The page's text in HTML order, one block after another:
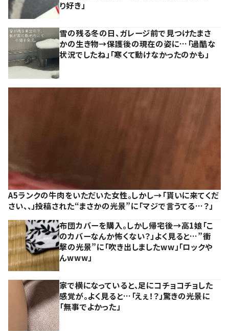
り好き」
雪の残る冬の日、ガレージ前で見つけたまさ
かの生き物→保護後の現在の姿に…「過酷な
状況でしたね」「寒くて動けなかったのかも」
A5ランクの牛肉をいただいた女性。しかし→「貰いに来てくだ
さい、、」投稿された“まさかの光景”に「マジで言うてる…？」
布団カバーを購入。しかし帰宅後→高1娘「こ
のカバーなんか怖くない？」よく見ると…”衝
撃の光景”に「吹き出しましたww」「ロックや
んwww」
家で横になっていると、足にコチョコチョした
感覚が。よく見ると…「えぇ！？」驚きの光景に
「無事でよかった」